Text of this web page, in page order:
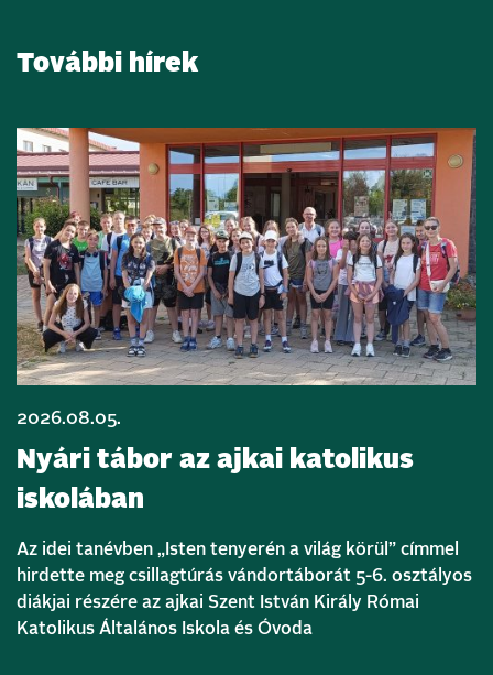
További hírek
2026.08.05.
Nyári tábor az ajkai katolikus
iskolában
Az idei tanévben „Isten tenyerén a világ körül” címmel
hirdette meg csillagtúrás vándortáborát 5-6. osztályos
diákjai részére az ajkai Szent István Király Római
Katolikus Általános Iskola és Óvoda